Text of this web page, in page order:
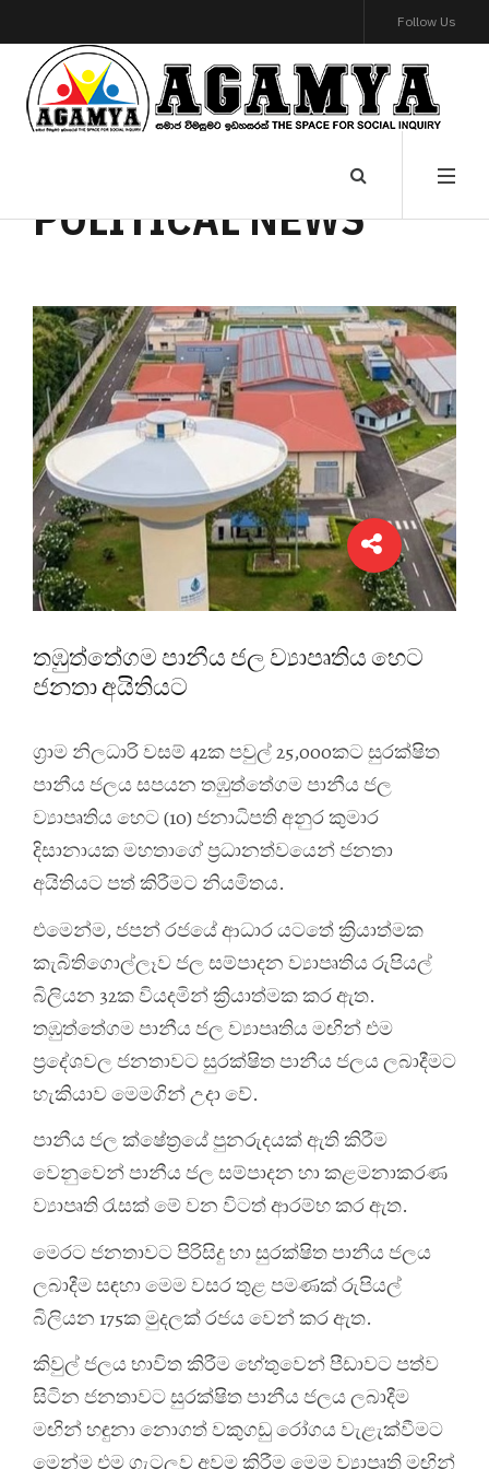
Follow Us
POLITICAL NEWS
තඹුත්තේගම පානීය ජල ව්‍යාපෘතිය හෙට
ජනතා අයිතියට
ග්‍රාම නිලධාරි වසම් 42ක පවුල් 25,000කට සුරක්ෂිත
පානීය ජලය සපයන තඹුත්තේගම පානීය ජල
ව්‍යාපෘතිය හෙට (10) ජනාධිපති අනුර කුමාර
දිසානායක මහතාගේ ප්‍රධානත්වයෙන් ජනතා
අයිතියට පත් කිරීමට නියමිතය.‍
එමෙන්ම, ජපන් රජයේ ආධාර යටතේ ක්‍රියාත්මක
කැබිතිගොල්ලෑව ජල සම්පාදන ව්‍යාපෘතිය රුපියල්
බිලියන 32ක වියදමින් ක්‍රියාත්මක කර ඇත.
තඹුත්තේගම පානීය ජල ව්‍යාපෘතිය මඟින් එම
ප්‍රදේශවල ජනතාවට සුරක්ෂිත පානීය ජලය ලබාදීමට
හැකියාව මෙමගින් උදා වේ.
පානීය ජල ක්ෂේත්‍රයේ පුනරුදයක් ඇති කිරීම
වෙනුවෙන් පානීය ජල සම්පාදන හා කළමනාකරණ
ව්‍යාපෘති රැසක් මේ වන විටත් ආරම්භ කර ඇත.
මෙරට ජනතාවට පිරිසිදු හා සුරක්ෂිත පානීය ජලය
ලබාදීම සඳහා මෙම වසර තුළ පමණක් රුපියල්
බිලියන 175ක මුදලක් රජය වෙන් කර ඇත.
කිවුල් ජලය භාවිත කිරීම හේතුවෙන් පීඩාවට පත්ව
සිටින ජනතාවට සුරක්ෂිත පානීය ජලය ලබාදීම
මඟින් හඳුනා නොගත් වකුගඩු රෝගය වැළැක්වීමට
මෙන්ම එම ගැටලුව අවම කිරීම මෙම ව්‍යාපෘති මඟින්